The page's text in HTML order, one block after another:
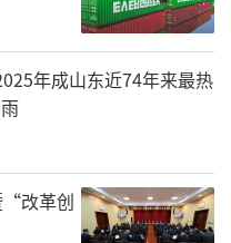
舟与重山”2024熙
年成山东近74年来最热
“改革创